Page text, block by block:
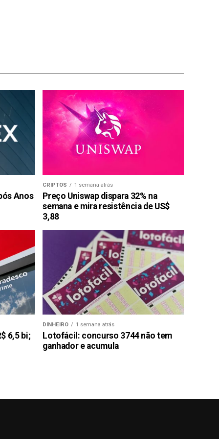
Anos
CRIPTOS 1 semana atrás
Preço Uniswap dispara 32% na
semana e mira resistência de US$
3,88
6,5 bi;
DINHEIRO 1 semana atrás
Lotofácil: concurso 3744 não tem
ganhador e acumula